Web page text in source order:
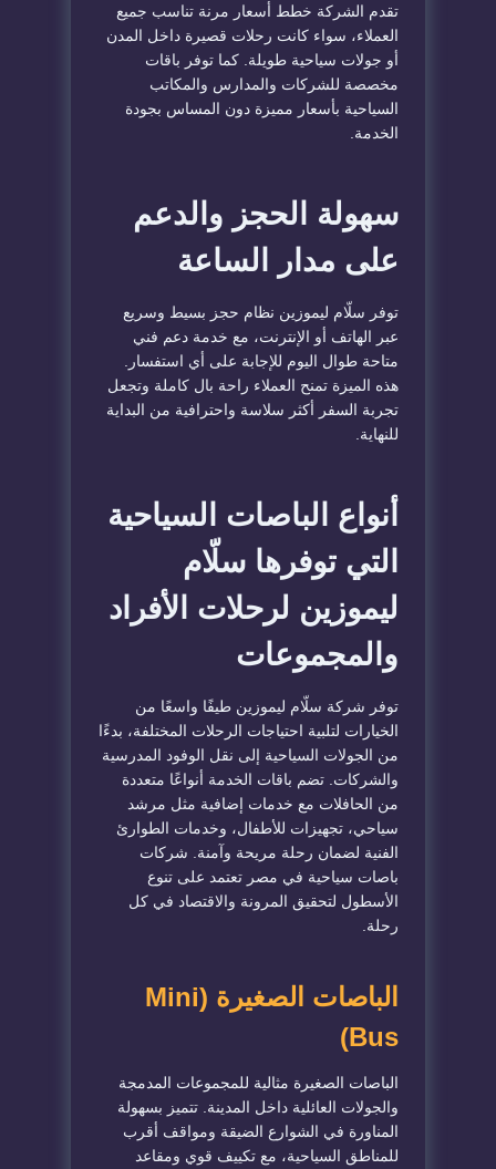
تقدم الشركة خطط أسعار مرنة تناسب جميع
العملاء، سواء كانت رحلات قصيرة داخل المدن
أو جولات سياحية طويلة. كما توفر باقات
مخصصة للشركات والمدارس والمكاتب
السياحية بأسعار مميزة دون المساس بجودة
الخدمة.
سهولة الحجز والدعم
على مدار الساعة
توفر سلّام ليموزين نظام حجز بسيط وسريع
عبر الهاتف أو الإنترنت، مع خدمة دعم فني
متاحة طوال اليوم للإجابة على أي استفسار.
هذه الميزة تمنح العملاء راحة بال كاملة وتجعل
تجربة السفر أكثر سلاسة واحترافية من البداية
للنهاية.
أنواع الباصات السياحية
التي توفرها سلّام
ليموزين لرحلات الأفراد
والمجموعات
توفر شركة سلّام ليموزين طيفًا واسعًا من
الخيارات لتلبية احتياجات الرحلات المختلفة، بدءًا
من الجولات السياحية إلى نقل الوفود المدرسية
والشركات. تضم باقات الخدمة أنواعًا متعددة
من الحافلات مع خدمات إضافية مثل مرشد
سياحي، تجهيزات للأطفال، وخدمات الطوارئ
الفنية لضمان رحلة مريحة وآمنة. شركات
باصات سياحية في مصر تعتمد على تنوع
الأسطول لتحقيق المرونة والاقتصاد في كل
رحلة.
الباصات الصغيرة (Mini
Bus)
الباصات الصغيرة مثالية للمجموعات المدمجة
والجولات العائلية داخل المدينة. تتميز بسهولة
المناورة في الشوارع الضيقة ومواقف أقرب
للمناطق السياحية، مع تكييف قوي ومقاعد